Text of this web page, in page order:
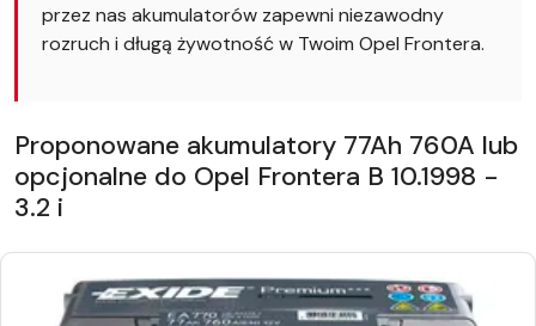
przez nas akumulatorów zapewni niezawodny
rozruch i długą żywotność w Twoim Opel Frontera.
Proponowane akumulatory 77Ah 760A lub
opcjonalne do Opel Frontera B 10.1998 -
3.2 i